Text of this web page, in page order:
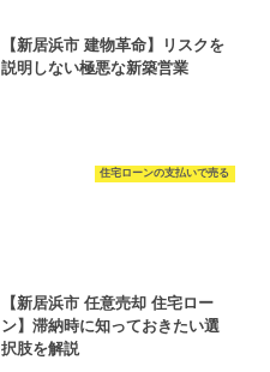
【新居浜市 建物革命】リスクを
説明しない極悪な新築営業
住宅ローンの支払いで売る
【新居浜市 任意売却 住宅ロー
ン】滞納時に知っておきたい選
択肢を解説